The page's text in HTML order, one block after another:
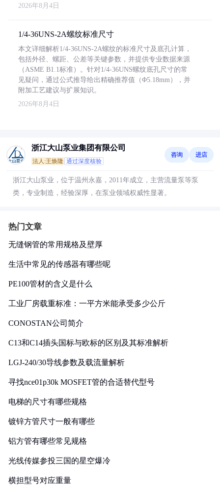
2026年8月4日
1/4-36UNS-2A螺纹标准尺寸
本文详细解析1/4-36UNS-2A螺纹的标准尺寸及底孔计算，
包括外径、螺距、公差等关键参数，并提供专业数据来源
（ASME B1.1标准）。针对1/4-36UNS螺纹底孔尺寸的常
见疑问，通过公式推导给出精确推荐值（Φ5.18mm），并
附加工艺建议与扩展知识。
2026年8月4日
浙江大山泵业集团有限公司
法人:王焕隆 通过深度核验
咨询 进店
浙江大山泵业，位于温州永嘉，2011年成立，主营流量泵等泵
类，专业制造，经验深厚，在泵业领域权威性显著。
热门文章
无缝钢管的常用规格及壁厚
生活中常见的传感器有哪些呢
PE100管材的含义是什么
工业厂房载重标准：一平方米能承受多少公斤
CONOSTAN公司简介
C13和C14插头国标与欧标的区别及其标准解析
LGJ-240/30导线参数及载流量解析
寻找nce01p30k MOSFET管的合适替代型号
电梯的尺寸有哪些规格
镀锌方管尺寸一般有哪些
铝方管有哪些常见规格
光线传媒参投三国的星空爆冷
横担型号对应重量